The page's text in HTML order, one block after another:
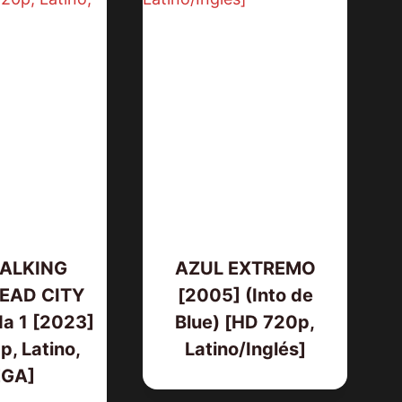
CITY
1 [2023]
Latino,
AZUL EXTREMO
[2005] (Into de
Blue) [HD 720p,
Latino/Inglés]
STREET FIGHTER: LA LEYENDA
CHUN-LI [2009] [HD 720p,
Latino/Inglés]